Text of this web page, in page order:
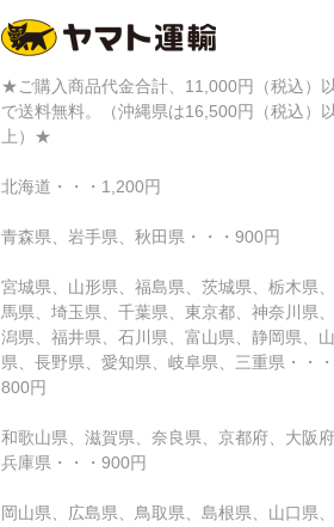
★ご購入商品代金合計、11,000円（税込）
で送料無料。（沖縄県は16,500円（税込）以
上）★
北海道・・・1,200円
青森県、岩手県、秋田県・・・900円
宮城県、山形県、福島県、茨城県、栃木県
馬県、埼玉県、千葉県、東京都、神奈川県
潟県、福井県、石川県、富山県、静岡県、
県、長野県、愛知県、岐阜県、三重県・・・
800円
和歌山県、滋賀県、奈良県、京都府、大阪府
兵庫県・・・900円
岡山県、広島県、鳥取県、島根県、山口県